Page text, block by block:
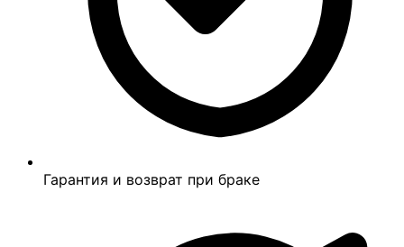
Гарантия и возврат при браке